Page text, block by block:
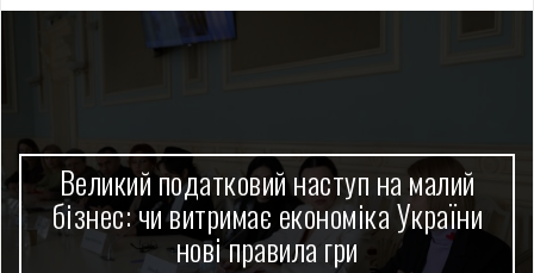
Великий податковий наступ на малий
бізнес: чи витримає економіка України
нові правила гри